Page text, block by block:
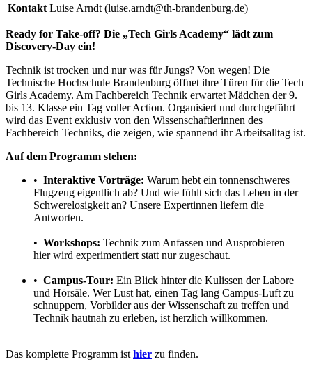
Kontakt Luise Arndt (luise.arndt@th-brandenburg.de)
Ready for Take-off? Die „Tech Girls Academy“ lädt zum
Discovery-Day ein!
Technik ist trocken und nur was für Jungs? Von wegen! Die
Technische Hochschule Brandenburg öffnet ihre Türen für die Tech
Girls Academy. Am Fachbereich Technik erwartet Mädchen der 9.
bis 13. Klasse ein Tag voller Action. Organisiert und durchgeführt
wird das Event exklusiv von den Wissenschaftlerinnen des
Fachbereich Techniks, die zeigen, wie spannend ihr Arbeitsalltag ist.
Auf dem Programm stehen:
• Interaktive Vorträge: Warum hebt ein tonnenschweres
Flugzeug eigentlich ab? Und wie fühlt sich das Leben in der
Schwerelosigkeit an? Unsere Expertinnen liefern die
Antworten.
• Workshops: Technik zum Anfassen und Ausprobieren –
hier wird experimentiert statt nur zugeschaut.
• Campus-Tour: Ein Blick hinter die Kulissen der Labore
und Hörsäle. Wer Lust hat, einen Tag lang Campus-Luft zu
schnuppern, Vorbilder aus der Wissenschaft zu treffen und
Technik hautnah zu erleben, ist herzlich willkommen.
Das komplette Programm ist hier zu finden.